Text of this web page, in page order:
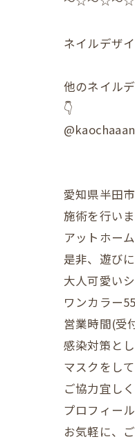
ネイルデザ
他のネイル
👇
愛知県半田
施術を行い
アットホー
是非、遊び
大人可愛い
ワンカラー
営業時間(受
感染対策と
マスクをし
ご協力宜し
プロフィー
お気軽に、